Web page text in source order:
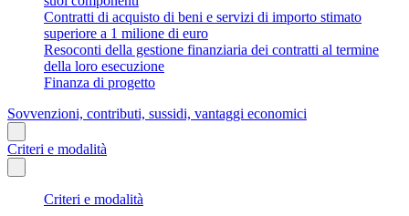
Contratti di acquisto di beni e servizi di importo stimato
superiore a 1 milione di euro
Resoconti della gestione finanziaria dei contratti al termine
della loro esecuzione
Finanza di progetto
Sovvenzioni, contributi, sussidi, vantaggi economici
Criteri e modalità
Criteri e modalità